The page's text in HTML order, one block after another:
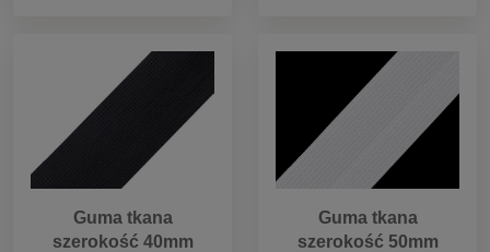
Guma tkana
szerokość 40mm
Guma tkana
szerokość 50mm